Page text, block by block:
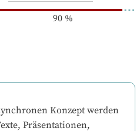
90%
Konzept werden
Präsentationen,